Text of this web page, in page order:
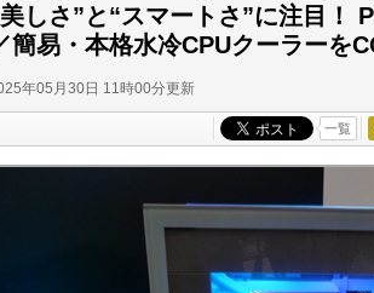
しさ”と“スマートさ”に注目！
簡易・本格水冷CPUクーラーを
年05月30日 11時00分更新
一覧